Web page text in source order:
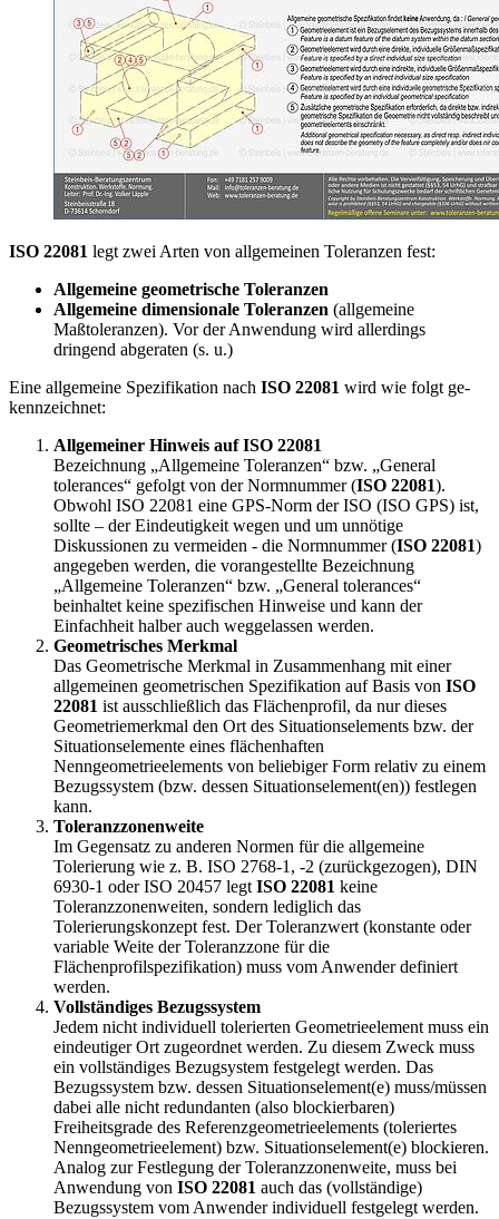
ISO 22081 legt zwei Arten von allge­mei­nen Toleranzen fest:
Allgemeine geometrische Toleranzen
Allgemeine dimensionale Toleranzen (allge­meine
Maßtoleranzen). Vor der Anwendung wird allerdings
dringend abgeraten (s. u.)
Eine allgemeine Spezifikation nach ISO 22081 wird wie folgt ge­
kennzeichnet:
Allgemeiner Hinweis auf ISO 22081
Bezeichnung „Allgemeine Toleranzen“ bzw. „General
tolerances“ ge­folgt von der Norm­num­mer (ISO 22081).
Obwohl ISO 22081 eine GPS-Norm der ISO (ISO GPS) ist,
sollte – der Eindeutigkeit wegen und um unnötige
Diskussionen zu vermeiden - die Normnummer (ISO 22081)
angegeben werden, die vorangestellte Bezeichnung
„Allgemeine Toleranzen“ bzw. „General tolerances“
beinhaltet keine spezifischen Hinweise und kann der
Einfachheit halber auch weggelassen werden.
Geometrisches Merkmal
Das Geometrische Merkmal in Zusammenhang mit einer
allgemeinen geometrischen Spezifikation auf Basis von ISO
22081 ist ausschließlich das Flächenprofil, da nur dieses
Geometriemerkmal den Ort des Situationselements bzw. der
Situationselemente eines flächenhaften
Nenngeometrieelements von beliebiger Form relativ zu einem
Bezugssystem (bzw. dessen Situationselement(en)) festlegen
kann.
Toleranzzonenweite
Im Gegensatz zu anderen Normen für die allgemeine
Tolerierung wie z. B. ISO 2768-1, -2 (zurückgezogen), DIN
6930-1 oder ISO 20457 legt ISO 22081 keine
Toleranzzonenweiten, sondern lediglich das
Tolerierungskonzept fest. Der Toleranzwert (konstante oder
variable Weite der Toleranzzone für die
Flächenprofilspezifikation) muss vom An­wender definiert
werden.
Vollständiges Bezugssystem
Jedem nicht individuell tolerierten Geometrieelement muss ein
eindeutiger Ort zugeordnet werden. Zu diesem Zweck muss
ein vollständiges Bezugsystem festgelegt werden. Das
Bezugssystem bzw. dessen Situationselement(e) muss/müssen
dabei alle nicht redundanten (also blockierbaren)
Freiheitsgrade des Referenzgeometrieelements (toleriertes
Nenngeometrieelement) bzw. Situationselement(e) blockieren.
Analog zur Festlegung der Toleranzzonenweite, muss bei
Anwendung von ISO 22081 auch das (vollständige)
Bezugssystem vom Anwender individuell festgelegt werden.